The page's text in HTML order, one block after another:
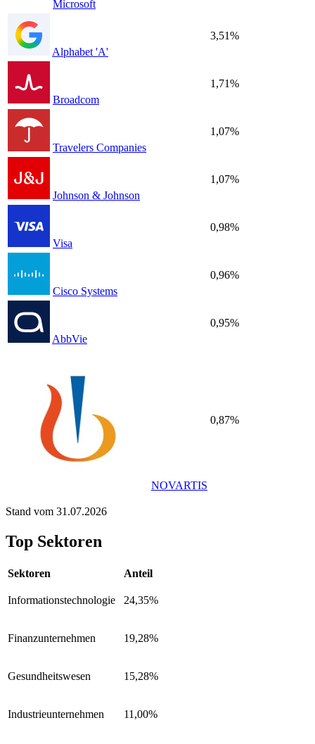
Microsoft
Alphabet 'A'
3,51%
Broadcom
1,71%
Travelers Companies
1,07%
Johnson & Johnson
1,07%
Visa
0,98%
Cisco Systems
0,96%
AbbVie
0,95%
NOVARTIS
0,87%
Stand vom 31.07.2026
Top Sektoren
Sektoren Anteil
Informationstechnologie 24,35%
Finanzunternehmen 19,28%
Gesundheitswesen 15,28%
Industrieunternehmen 11,00%